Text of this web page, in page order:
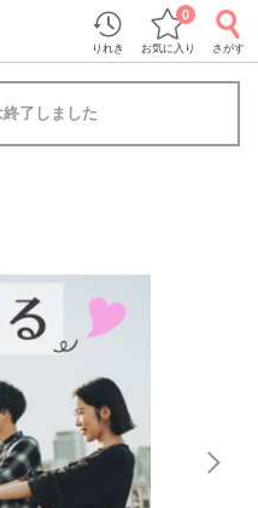
りれき お気に入り
0
さがす
了しました